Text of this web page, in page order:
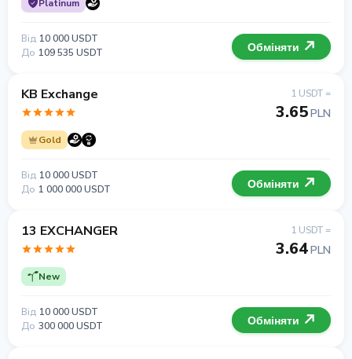
Platinum
Від 10 000 USDT
До 109 535 USDT Обміняти
KB Exchange
Gold
1 USDT =
3.65PLN
Від 10 000 USDT
До 1 000 000 USDT Обміняти
13 EXCHANGER
New
1 USDT =
3.64PLN
Від 10 000 USDT
До 300 000 USDT Обміняти